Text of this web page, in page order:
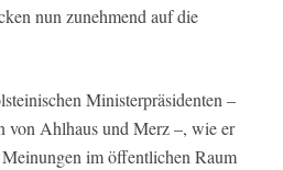
nun zunehmend auf die
Ministerpräsidenten –
von Ahlhaus und Merz –, wie er
im öffentlichen Raum